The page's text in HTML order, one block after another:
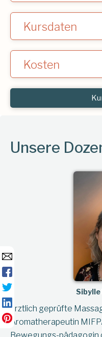
Kursdaten
Kosten
Unsere
ärztlich geprüfte
Aromatherapeutin
Bewegungs-pädagogin